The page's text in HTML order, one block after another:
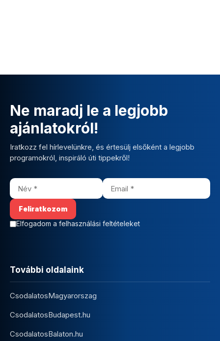
Ne maradj le a legjobb
ajánlatokról!
Iratkozz fel hírlevelünkre, és értesülj elsőként a legjobb
programokról, inspiráló úti tippekről!
Elfogadom a felhasználási feltételeket
További oldalaink
CsodalatosMagyarorszag
CsodalatosBudapest.hu
CsodalatosBalaton.hu